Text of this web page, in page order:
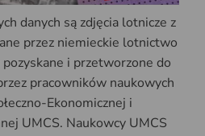
danych są zdjęcia lotnicze z
przez niemieckie lotnictwo
i przetworzone do
pracowników naukowych
Ekonomicznej i
UMCS. Naukowcy UMCS